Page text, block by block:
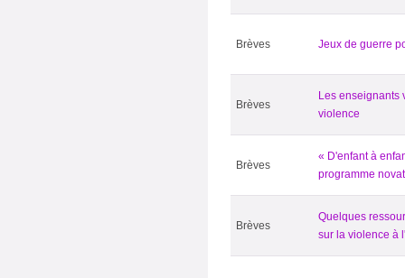
Brèves Jeux de guerre
Brèves
Les enseignants
violence
Brèves
« D'enfant à
programme
Brèves
Quelques
sur la violence à